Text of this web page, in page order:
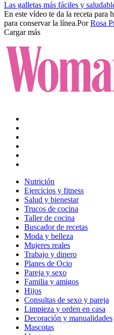
Las galletas más fáciles y
En este vídeo te da la receta para
para conservar la línea.​​PorRosa
Cargar más
Nutrición
Ejercicios y fitness
Salud y bienestar
Trucos de cocina
Taller de cocina
Buscador de recetas
Moda y belleza
Mujeres reales
Trabajo y dinero
Planes de Ocio
Pareja y sexo
Familia y amigos
Hijos
Consultas de sexo y pareja
Limpieza y orden en casa
Decoración y manualidades
Mascotas